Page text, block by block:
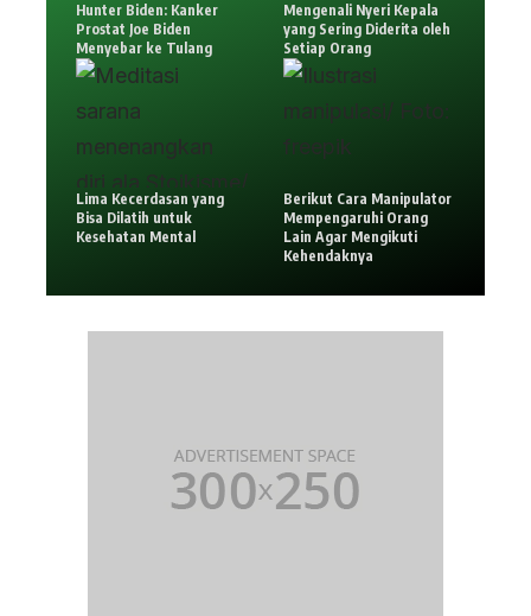
Hunter Biden: Kanker
Prostat Joe Biden
Menyebar ke Tulang
Mengenali Nyeri Kepala
yang Sering Diderita oleh
Setiap Orang
Lima Kecerdasan yang
Bisa Dilatih untuk
Kesehatan Mental
Berikut Cara Manipulator
Mempengaruhi Orang
Lain Agar Mengikuti
Kehendaknya